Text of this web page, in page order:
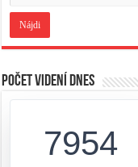
Počet videní dnes
7954